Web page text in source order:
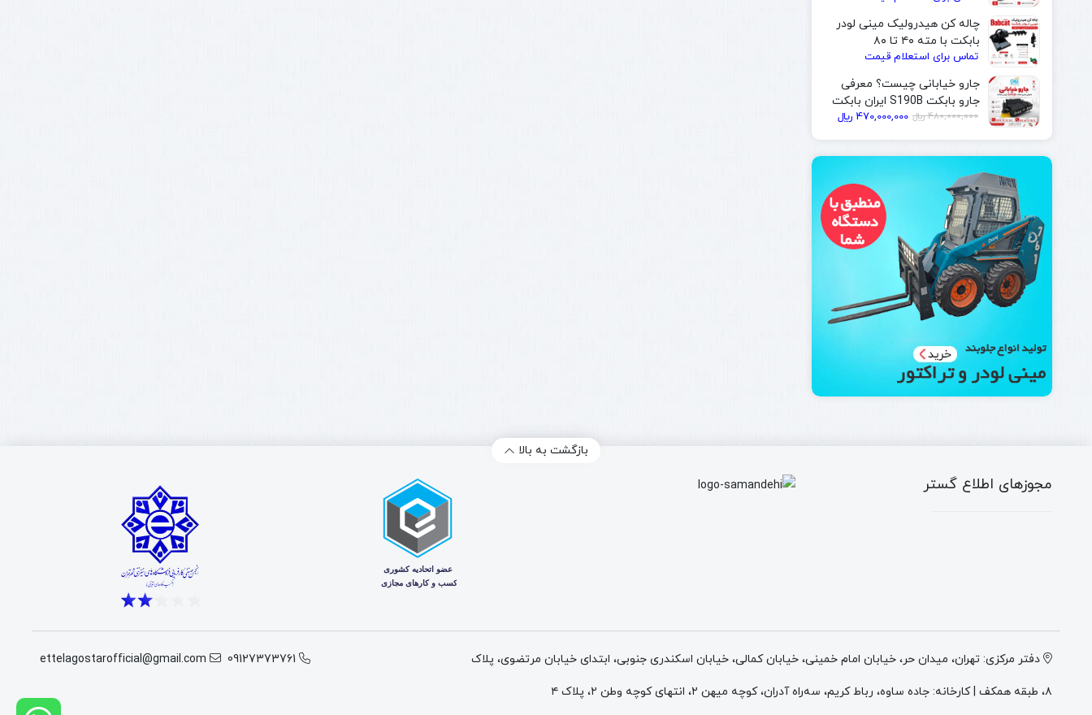
چاله کن هیدرولیک مینی لودر
بابکت با مته ۴۰ تا ۸۰
سانتی‌متر | ایران بابکت
تماس برای استعلام قیمت
جارو خیابانی چیست؟ معرفی
جارو بابکت S190B ایران بابکت
480,000,000﷼
قیمت
470,000,000 ﷼
قیمت
بازگشت به بالا
مجوزهای اطلاع گستر
دفتر مرکزی: تهران، میدان حر، خیابان امام خمینی، خیابان کمالی، خیابان اسکندری جنوبی، ابتدای خیابان مرتضوی، پلاک
۸، طبقه همکف | کارخانه: جاده ساوه، رباط کریم، سه‌راه آدران، کوچه میهن ۲، انتهای کوچه وطن ۲، پلاک ۴
09127373761
ettelagostarofficial@gmail.com